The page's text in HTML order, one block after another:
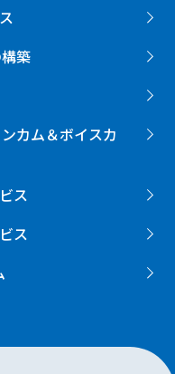
築
カム＆ボイスカ
ス
ス